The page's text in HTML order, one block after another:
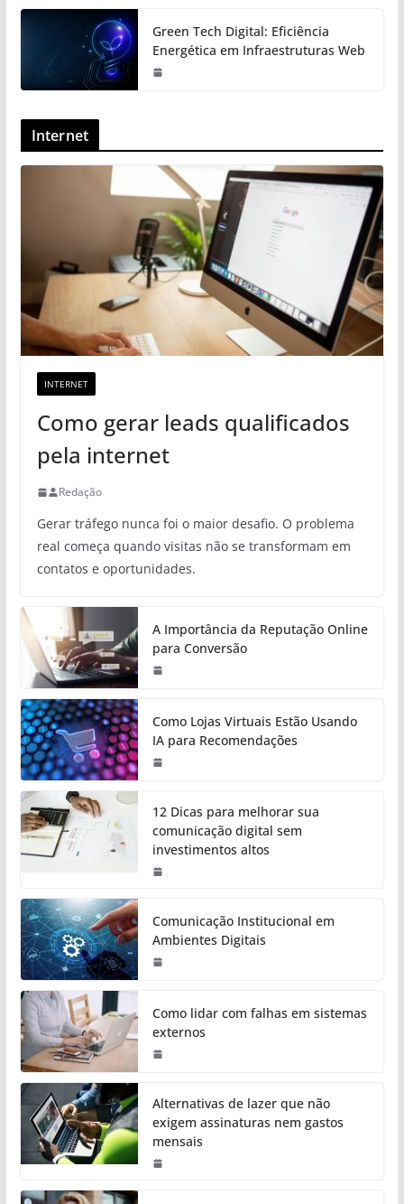
Green Tech Digital: Eficiência
Energética em Infraestruturas Web
Internet
INTERNET
Como gerar leads qualificados
pela internet
Redação
Gerar tráfego nunca foi o maior desafio. O problema
real começa quando visitas não se transformam em
contatos e oportunidades.
A Importância da Reputação Online
para Conversão
Como Lojas Virtuais Estão Usando
IA para Recomendações
12 Dicas para melhorar sua
comunicação digital sem
investimentos altos
Comunicação Institucional em
Ambientes Digitais
Como lidar com falhas em sistemas
externos
Alternativas de lazer que não
exigem assinaturas nem gastos
mensais